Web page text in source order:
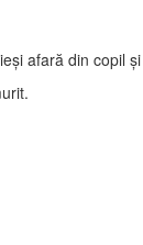
afară din copil